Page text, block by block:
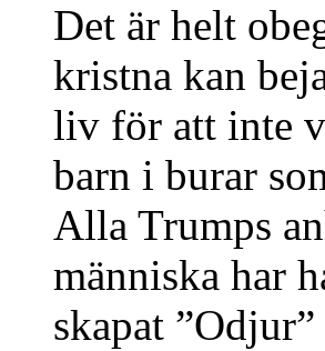
Det är helt
kristna kan
liv för att inte
barn i burar
Alla Trumps
människa har
skapat